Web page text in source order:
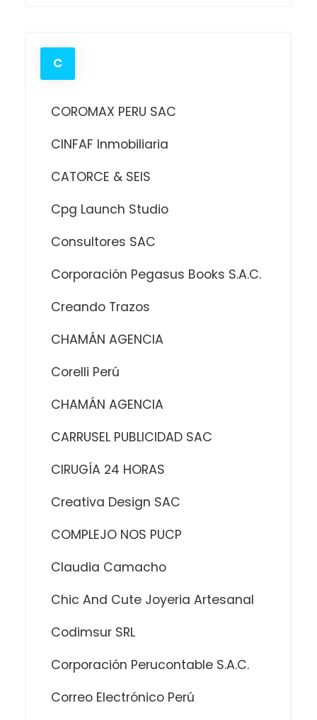
C
COROMAX PERU SAC
CINFAF Inmobiliaria
CATORCE & SEIS
Cpg Launch Studio
Consultores SAC
Corporación Pegasus Books S.A.C.
Creando Trazos
CHAMÁN AGENCIA
Corelli Perú
CHAMÁN AGENCIA
CARRUSEL PUBLICIDAD SAC
CIRUGÍA 24 HORAS
Creativa Design SAC
COMPLEJO NOS PUCP
Claudia Camacho
Chic And Cute Joyeria Artesanal
Codimsur SRL
Corporación Perucontable S.A.C.
Correo Electrónico Perú